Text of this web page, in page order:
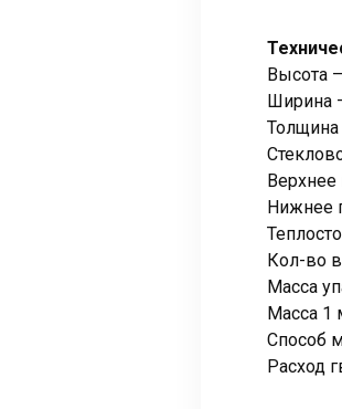
Высота
Ширина
Верхнее
Нижнее
Кол-во
Масса
Масса 1
Способ
Расход